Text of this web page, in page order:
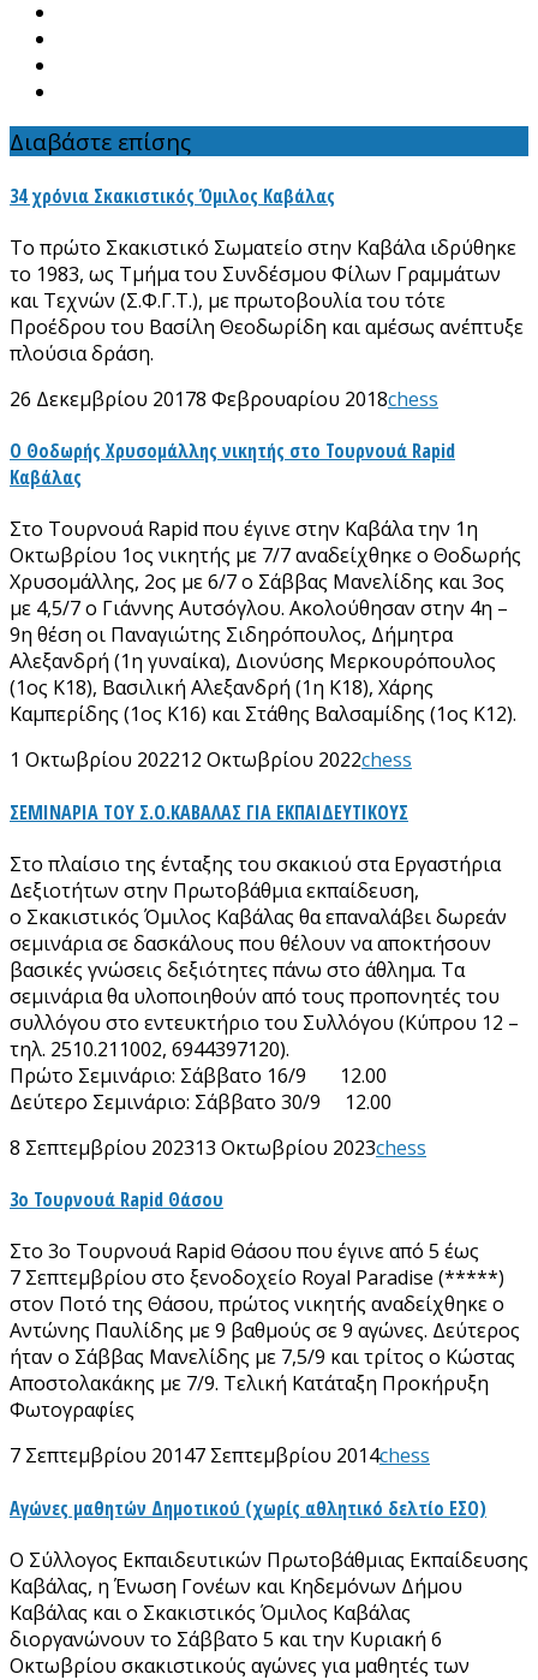
Διαβάστε επίσης
34 χρόνια Σκακιστικός Όμιλος Καβάλας
Το πρώτο Σκακιστικό Σωματείο στην Καβάλα ιδρύθηκε
το 1983, ως Τμήμα του Συνδέσμου Φίλων Γραμμάτων
και Τεχνών (Σ.Φ.Γ.Τ.), με πρωτοβουλία του τότε
Προέδρου του Βασίλη Θεοδωρίδη και αμέσως ανέπτυξε
πλούσια δράση.
26 Δεκεμβρίου 20178 Φεβρουαρίου 2018chess
Ο Θοδωρής Χρυσομάλλης νικητής στο Τουρνουά Rapid
Καβάλας
Στο Τουρνουά Rapid που έγινε στην Καβάλα την 1η
Οκτωβρίου 1ος νικητής με 7/7 αναδείχθηκε ο Θοδωρής
Χρυσομάλλης, 2ος με 6/7 ο Σάββας Μανελίδης και 3ος
με 4,5/7 ο Γιάννης Αυτσόγλου. Ακολούθησαν στην 4η –
9η θέση οι Παναγιώτης Σιδηρόπουλος, Δήμητρα
Αλεξανδρή (1η γυναίκα), Διονύσης Μερκουρόπουλος
(1ος Κ18), Βασιλική Αλεξανδρή (1η Κ18), Χάρης
Καμπερίδης (1ος Κ16) και Στάθης Βαλσαμίδης (1ος Κ12).
1 Οκτωβρίου 202212 Οκτωβρίου 2022chess
ΣΕΜΙΝΑΡΙΑ ΤΟΥ Σ.Ο.ΚΑΒΑΛΑΣ ΓΙΑ ΕΚΠΑΙΔΕΥΤΙΚΟΥΣ
Στο πλαίσιο της ένταξης του σκακιού στα Εργαστήρια
Δεξιοτήτων στην Πρωτοβάθμια εκπαίδευση,
ο Σκακιστικός Όμιλος Καβάλας θα επαναλάβει δωρεάν
σεμινάρια σε δασκάλους που θέλουν να αποκτήσουν
βασικές γνώσεις δεξιότητες πάνω στο άθλημα. Τα
σεμινάρια θα υλοποιηθούν από τους προπονητές του
συλλόγου στο εντευκτήριο του Συλλόγου (Κύπρου 12 –
τηλ. 2510.211002, 6944397120).
Πρώτο Σεμινάριο: Σάββατο 16/9 12.00
Δεύτερο Σεμινάριο: Σάββατο 30/9 12.00
8 Σεπτεμβρίου 202313 Οκτωβρίου 2023chess
3ο Τουρνουά Rapid Θάσου
Στο 3ο Τουρνουά Rapid Θάσου που έγινε από 5 έως
7 Σεπτεμβρίου στο ξενοδοχείο Royal Paradise (*****)
στον Ποτό της Θάσου, πρώτος νικητής αναδείχθηκε ο
Αντώνης Παυλίδης με 9 βαθμούς σε 9 αγώνες. Δεύτερος
ήταν ο Σάββας Μανελίδης με 7,5/9 και τρίτος ο Κώστας
Αποστολακάκης με 7/9. Τελική Κατάταξη Προκήρυξη
Φωτογραφίες
7 Σεπτεμβρίου 20147 Σεπτεμβρίου 2014chess
Αγώνες μαθητών Δημοτικού (χωρίς αθλητικό δελτίο ΕΣΟ)
Ο Σύλλογος Εκπαιδευτικών Πρωτοβάθμιας Εκπαίδευσης
Καβάλας, η Ένωση Γονέων και Κηδεμόνων Δήμου
Καβάλας και ο Σκακιστικός Όμιλος Καβάλας
διοργανώνουν το Σάββατο 5 και την Κυριακή 6
Οκτωβρίου σκακιστικούς αγώνες για μαθητές των